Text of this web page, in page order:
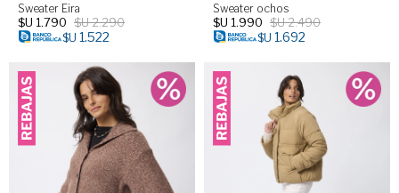
Sweater Eira
$U 1.790 $U2.290
$U 1.522
Sweater ochos
$U 1.990 $U2.490
$U 1.692